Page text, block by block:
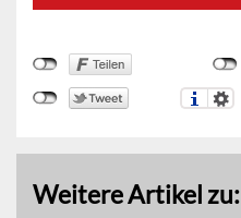
Weitere Artikel zu: